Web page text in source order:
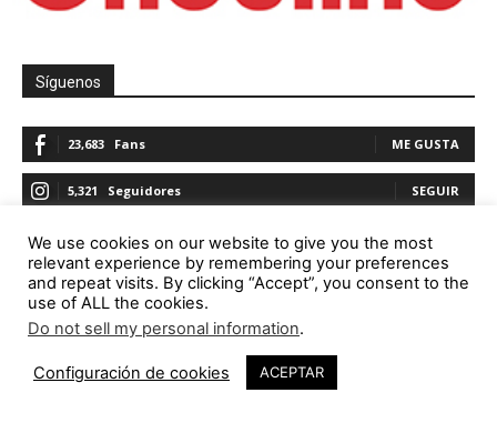
Síguenos
23,683 Fans ME GUSTA
5,321 Seguidores SEGUIR
1,844 Seguidores SEGUIR
23,782 Seguidores SEGUIR
Promoción
We use cookies on our website to give you the most
relevant experience by remembering your preferences
and repeat visits. By clicking “Accept”, you consent to the
use of ALL the cookies.
Do not sell my personal information.
Configuración de cookies ACEPTAR